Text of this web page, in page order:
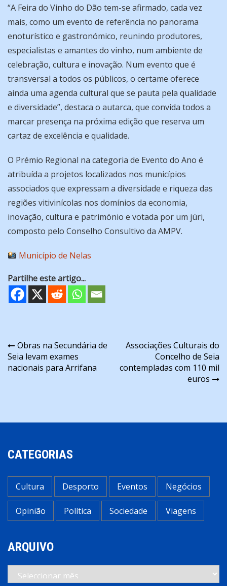
“A Feira do Vinho do Dão tem-se afirmado, cada vez
mais, como um evento de referência no panorama
enoturístico e gastronómico, reunindo produtores,
especialistas e amantes do vinho, num ambiente de
celebração, cultura e inovação. Num evento que é
transversal a todos os públicos, o certame oferece
ainda uma agenda cultural que se pauta pela qualidade
e diversidade”, destaca o autarca, que convida todos a
marcar presença na próxima edição que reserva um
cartaz de excelência e qualidade.
O Prémio Regional na categoria de Evento do Ano é
atribuída a projetos localizados nos municípios
associados que expressam a diversidade e riqueza das
regiões vitivinícolas nos domínios da economia,
inovação, cultura e património e votada por um júri,
composto pelo Conselho Consultivo da AMPV.
Município de Nelas
Partilhe este artigo...
Navegação
de
Obras na Secundária de
Seia levam exames
nacionais para Arrifana
Associações Culturais do
Concelho de Seia
contempladas com 110 mil
euros
CATEGORIAS
Cultura Desporto Eventos Negócios
Opinião Política Sociedade Viagens
ARQUIVO
Arquivo